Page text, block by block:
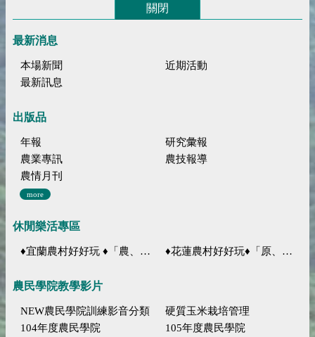
關閉
最新消息
本場新聞
近期活動
最新訊息
出版品
年報
研究彙報
農業專訊
農技報導
農情月刊
more
休閒樂活專區
♦宜蘭農村好好玩 ♦「農、藝、山、水」四條遊程推薦 ♦花蓮農村好好玩♦「原、生、慢、活」四條遊程推薦
農民學院教學影片
NEW農民學院訓練影音分類
硬質玉米栽培管理
104年度農民學院
105年度農民學院